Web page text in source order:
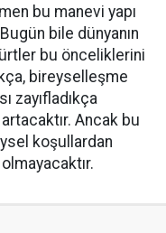
bu manevi yapı
bile dünyanın
bu önceliklerini
bireyselleşme
zayıfladıkça
Ancak bu
koşullardan